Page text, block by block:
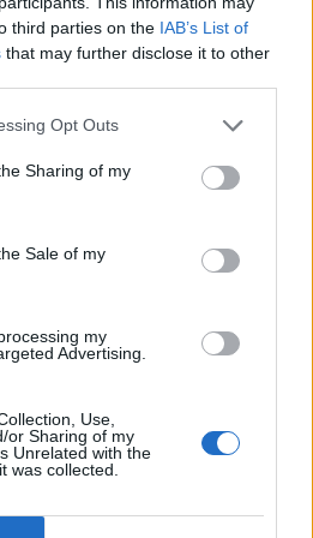
third parties on the IAB’s List of
that may further disclose it to other
Opt Outs
Sharing of my
Sale of my
my
Advertising.
Use,
or Sharing of my
Unrelated with the
was collected.